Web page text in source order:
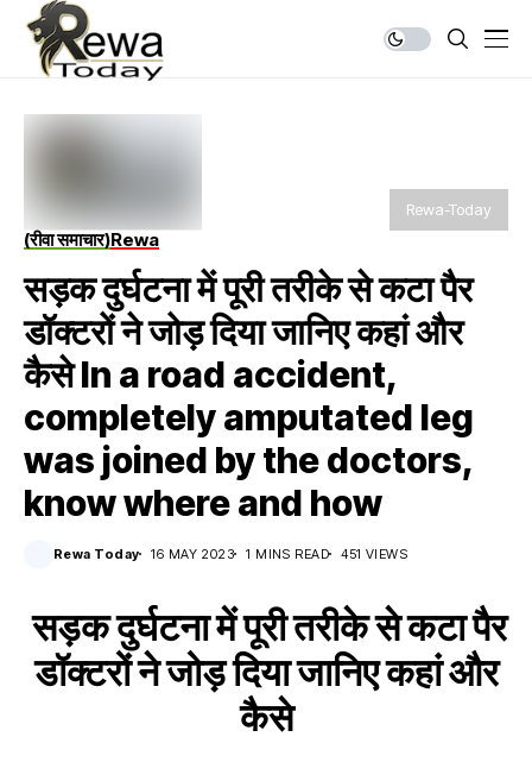
Rewa-Today
(रीवा समाचार)Rewa
सड़क दुर्घटना में पूरी तरीके से कटा पैर
डॉक्टरों ने जोड़ दिया जानिए कहां और
कैसे In a road accident,
completely amputated leg
was joined by the doctors,
know where and how
Rewa Today 16 MAY 2023 1 MINS READ 451 VIEWS
सड़क दुर्घटना में पूरी तरीके से कटा पैर
डॉक्टरों ने जोड़ दिया जानिए कहां और
कैसे